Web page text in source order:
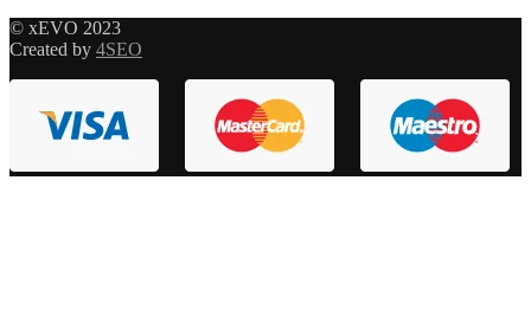
© xEVO 2023
Created by 4SEO